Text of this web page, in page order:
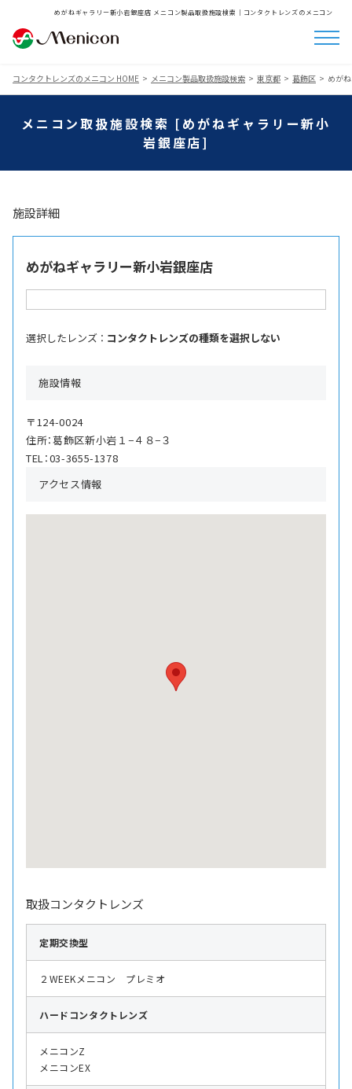
めがねギャラリー新小岩銀座店 メニコン製品取扱施設検索│コンタクトレンズのメニコン
コンタクトレンズのメニコン HOME メニコン製品取扱施設検索 東京都 葛飾区 めが
メニコン取扱施設検索 [めがねギャラリー新小
岩銀座店]
施設詳細
めがねギャラリー新小岩銀座店
選択したレンズ ： コンタクトレンズの種類を選択しない
施設情報
〒124-0024
住所：葛飾区新小岩１−４８−３
TEL：03-3655-1378
アクセス情報
取扱コンタクトレンズ
定期交換型
２WEEKメニコン プレミオ
ハード コンタクトレンズ
メニコンZ
メニコンEX